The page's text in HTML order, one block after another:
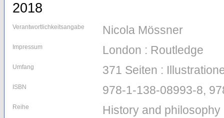
2018
Verantwortlichkeitsangabe Nicola Mössner
Impressum London : Routledge
Umfang 371 Seiten :
ISBN 978-1-138-08993-8,
Reihe History and